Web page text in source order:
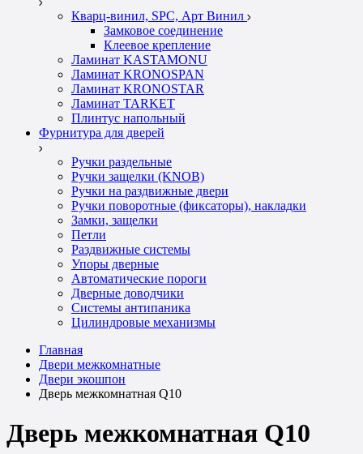
Кварц-винил, SPC, Арт Винил
Замковое соединение
Клеевое крепление
Ламинат KASTAMONU
Ламинат KRONOSPAN
Ламинат KRONOSTAR
Ламинат TARKET
Плинтус напольный
Фурнитура для дверей
Ручки раздельные
Ручки защелки (KNOB)
Ручки на раздвижные двери
Ручки поворотные (фиксаторы), накладки
Замки, защелки
Петли
Раздвижные системы
Упоры дверные
Автоматические пороги
Дверные доводчики
Системы антипаника
Цилиндровые механизмы
Главная
Двери межкомнатные
Двери экошпон
Дверь межкомнатная Q10
Дверь межкомнатная Q10